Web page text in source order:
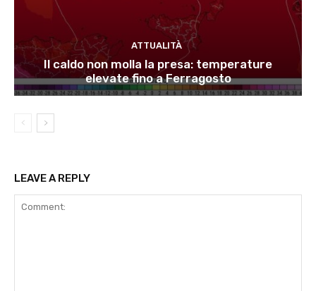
ATTUALITÀ
Il caldo non molla la presa: temperature
elevate fino a Ferragosto
LEAVE A REPLY